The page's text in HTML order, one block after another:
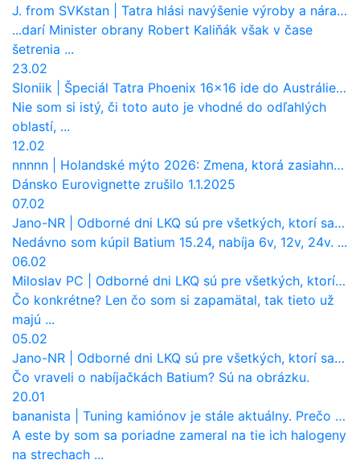
J. from SVKstan
Tatra hlási navýšenie výroby a nárast tržieb. Ktorí odberatelia sú kľúčoví?
...darí Minister obrany Robert Kaliňák však v čase
šetrenia ...
23.02
Sloniik
Špeciál Tatra Phoenix 16×16 ide do Austrálie. Na čo bude slúžiť?
Nie som si istý, či toto auto je vhodné do odľahlých
oblastí, ...
12.02
nnnnn
Holandské mýto 2026: Zmena, ktorá zasiahne slovenských dopravcov
Dánsko Eurovignette zrušilo 1.1.2025
07.02
Jano-NR
Odborné dni LKQ sú pre všetkých, ktorí sa chcú dozvedieť niečo viac
Nedávno som kúpil Batium 15.24, nabíja 6v, 12v, 24v. ...
06.02
Miloslav PC
Odborné dni LKQ sú pre všetkých, ktorí sa chcú dozvedieť niečo viac
Čo konkrétne? Len čo som si zapamätal, tak tieto už
majú ...
05.02
Jano-NR
Odborné dni LKQ sú pre všetkých, ktorí sa chcú dozvedieť niečo viac
Čo vraveli o nabíjačkách Batium? Sú na obrázku.
20.01
bananista
Tuning kamiónov je stále aktuálny. Prečo nevyhynul ako pri osobákoch?
A este by som sa poriadne zameral na tie ich halogeny
na strechach ...